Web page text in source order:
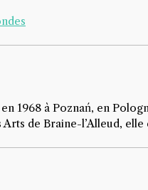
1968 à Poznań, en
Arts de Braine-l’Alleud,